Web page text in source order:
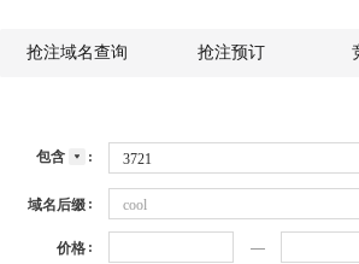
抢注域名查询 抢注预订
包含
域名后缀 cool
价格